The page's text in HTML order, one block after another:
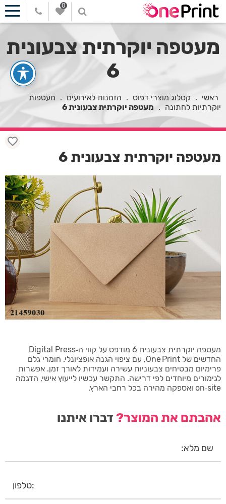
0
מעטפה יוקרתית צבעונית
6
ראשי . קטלוג מוצרי דפוס . הזמנות לאירועים . מעטפות
יוקרתיות לחתונה . מעטפה יוקרתית צבעונית 6
מעטפה יוקרתית צבעונית 6 מודפס על קווי ה‑Digital Press
החדשים של One Print, עם ציפוי הגנה אופציונלי. חומרי גלם
פרימיום מבטיחים צבעוניות עשירה ועמידות לאורך זמן. אפשרות
לגימורים מיוחדים לפי דרישה. התקשר עכשיו לייעוץ אישי, הדגמה
on‑site ואספקה מהירה בכל רחבי הארץ.
אהבתם את המוצר?דברו איתנו
מעטפה יוקרתית צבעונית 6